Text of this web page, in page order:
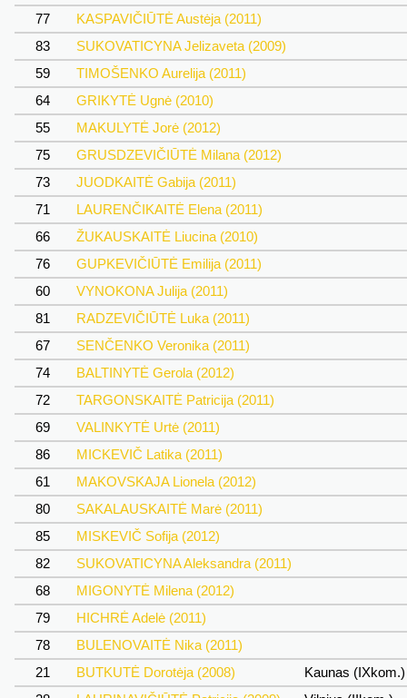
77
KASPAVIČIŪTĖ Austėja (2011)
83
SUKOVATICYNA Jelizaveta (2009)
59
TIMOŠENKO Aurelija (2011)
64
GRIKYTĖ Ugnė (2010)
55
MAKULYTĖ Jorė (2012)
75
GRUSDZEVIČIŪTĖ Milana (2012)
73
JUODKAITĖ Gabija (2011)
71
LAURENČIKAITĖ Elena (2011)
66
ŽUKAUSKAITĖ Liucina (2010)
76
GUPKEVIČIŪTĖ Emilija (2011)
60
VYNOKONA Julija (2011)
81
RADZEVIČIŪTĖ Luka (2011)
67
SENČENKO Veronika (2011)
74
BALTINYTĖ Gerola (2012)
72
TARGONSKAITĖ Patricija (2011)
69
VALINKYTĖ Urtė (2011)
86
MICKEVIČ Latika (2011)
61
MAKOVSKAJA Lionela (2012)
80
SAKALAUSKAITĖ Marė (2011)
85
MISKEVIČ Sofija (2012)
82
SUKOVATICYNA Aleksandra (2011)
68
MIGONYTĖ Milena (2012)
79
HICHRĖ Adelė (2011)
78
BULENOVAITĖ Nika (2011)
21
BUTKUTĖ Dorotėja (2008)
Kaunas